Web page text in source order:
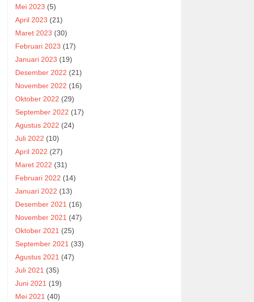
Mei 2023 (5)
April 2023 (21)
Maret 2023 (30)
Februari 2023 (17)
Januari 2023 (19)
Desember 2022 (21)
November 2022 (16)
Oktober 2022 (29)
September 2022 (17)
Agustus 2022 (24)
Juli 2022 (10)
April 2022 (27)
Maret 2022 (31)
Februari 2022 (14)
Januari 2022 (13)
Desember 2021 (16)
November 2021 (47)
Oktober 2021 (25)
September 2021 (33)
Agustus 2021 (47)
Juli 2021 (35)
Juni 2021 (19)
Mei 2021 (40)